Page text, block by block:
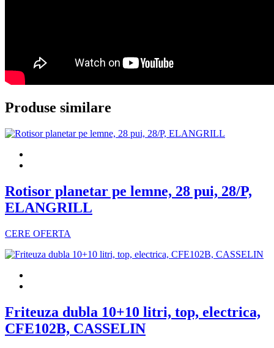
Produse similare
Rotisor planetar pe lemne, 28 pui, 28/P,
ELANGRILL
CERE OFERTA
Friteuza dubla 10+10 litri, top, electrica,
CFE102B, CASSELIN